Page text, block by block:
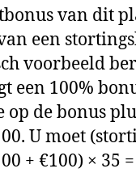
van dit
een
voorbeeld
een 100%
op de bonus
U moet
+ €100) × 35